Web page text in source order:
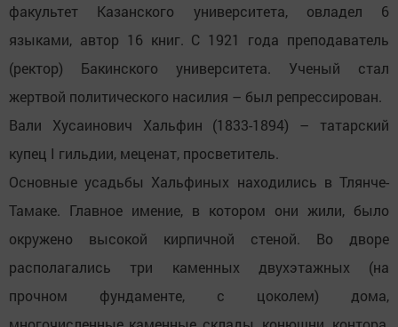
факультет Казанского университета, овладел 6
языками, автор 16 книг. С 1921 года преподаватель
(ректор) Бакинского университета. Ученый стал
жертвой политического насилия – был репрессирован.
Вали Хусаинович Хальфин (1833-1894) – татарский
купец I гильдии, меценат, просветитель.
Основные усадьбы Хальфиных находились в Тлянче-
Тамаке. Главное имение, в котором они жили, было
окружено высокой кирпичной стеной. Во дворе
располагались три каменных двухэтажных (на
прочном фундаменте, с цоколем) дома,